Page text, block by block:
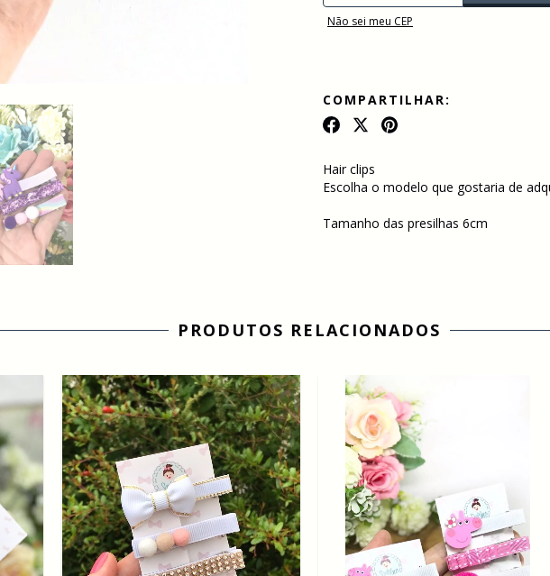
Não sei meu CEP
COMPARTILHAR:
Hair clips
Escolha o modelo que gostaria de
Tamanho das presilhas 6cm
PRODUTOS RELACIONADOS